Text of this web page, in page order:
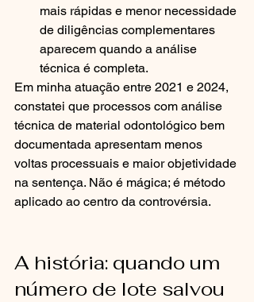
mais rápidas e menor necessidade
de diligências complementares
aparecem quando a análise
técnica é completa.
Em minha atuação entre 2021 e 2024,
constatei que processos com análise
técnica de material odontológico bem
documentada apresentam menos
voltas processuais e maior objetividade
na sentença. Não é mágica; é método
aplicado ao centro da controvérsia.
A história: quando um
número de lote salvou